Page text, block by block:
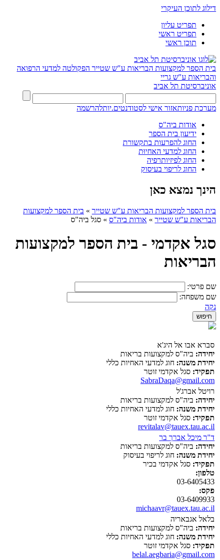
דילוג לתוכן העיקרי
תפריט עליון
תפריט ראשי
תוכן ראשי
בית הספר למקצועות הבריאות ע"ש שטייר הפקולטה למדעי הרפואה
והבריאות ע"ש גריי
אוניברסיטת תל אביב
מערכת פניותאזור אישי לסטודנטים.יותלהרשמה
אודות ביה"ס
ידיעון בית הספר
החוג להפרעות בתקשורת
החוג למדעי האחיוּת
החוג לפיזיותרפיה
החוג לריפוי בעיסוק
הינך נמצא כאן
בית הספר למקצועות הבריאות ע"ש שטייר » בית הספר למקצועות
הבריאות ע"ש שטייר » אודות ביה"ס » סגל ביה"ס
סגל אקדמי - בית הספר למקצועות
הבריאות
שם פרטי:
שם משפחה:
נקה
סברא אבו אל היג'א
יחידה: ביה"ס למקצועות בריאות
יחידת משנה: חוג למדעי האחיות כללי
תפקיד: סגל אקדמי זוטר
SabraDaqa@gmail.com
רויטל אברג'ל
יחידה: ביה"ס למקצועות בריאות
יחידת משנה: חוג למדעי האחיות כללי
תפקיד: סגל אקדמי זוטר
revitalav@tauex.tau.ac.il
ד"ר מיכל אברך בר
יחידה: ביה"ס למקצועות בריאות
יחידת משנה: חוג לריפוי בעיסוק
תפקיד: סגל אקדמי בכיר
טלפון:
03-6405433
פקס:
03-6409933
michaavr@tauex.tau.ac.il
בלאל אגבאריה
יחידה: ביה"ס למקצועות בריאות
יחידת משנה: חוג למדעי האחיות כללי
תפקיד: סגל אקדמי זוטר
belal.aegbaria@gmail.com